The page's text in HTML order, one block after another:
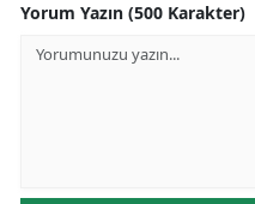
Yorum Yazın (500 Karakter)